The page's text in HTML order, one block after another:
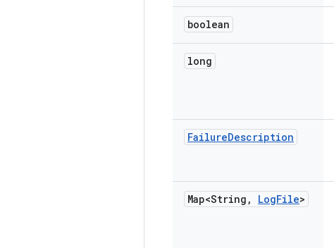
boolean
long
FailureDescription
Map<String , LogFile>